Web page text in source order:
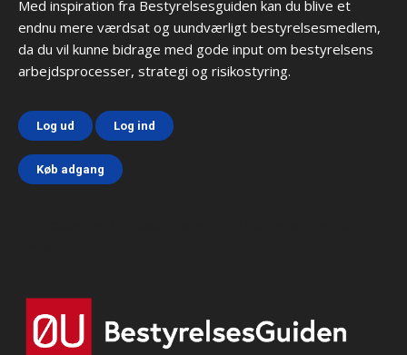
Med inspiration fra Bestyrelsesguiden kan du blive et
endnu mere værdsat og uundværligt bestyrelsesmedlem,
da du vil kunne bidrage med gode input om bestyrelsens
arbejdsprocesser, strategi og risikostyring.
Log ud Log ind
Køb adgang